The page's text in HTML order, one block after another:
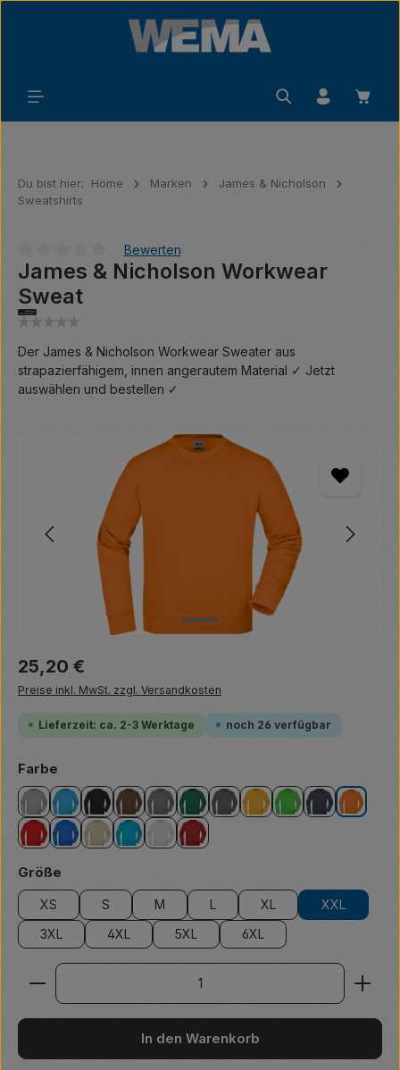
Zum Hauptinhalt springen
Du bist hier: Home Marken
James & Nicholson
Sweatshirts
Durchschnittliche Bewertung von 0 von 5 Sternen
Bewerten
James & Nicholson Workwear
Sweat
Der James & Nicholson Workwear Sweater aus
strapazierfähigem, innen angerautem Material ✓ Jetzt
auswählen und bestellen ✓
Bildergalerie überspringen
Regulärer Preis:
25,20 €
Preise inkl. MwSt. zzgl. Versandkosten
Lieferzeit: ca. 2-3 Werktage noch 26 verfügbar
Farbe
grey heather
aquablackbrowncarbondark green
dark greygold yellow
lime green
navy orange
red royalstoneturquoise
whitewine
Größe
XS S M L XL
XXL
3XL
4XL 5XL 6XL
Produkt Anzahl: Gib den gewünschten Wert ein
In den Warenkorb